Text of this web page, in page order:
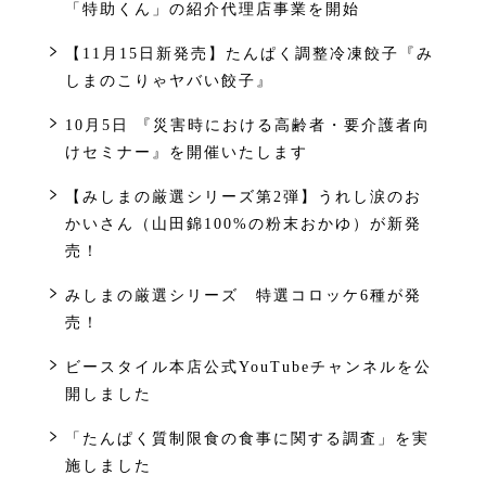
「特助くん」の紹介代理店事業を開始
【11月15日新発売】たんぱく調整冷凍餃子『み
しまのこりゃヤバい餃子』
10月5日 『災害時における高齢者・要介護者向
けセミナー』を開催いたします
【みしまの厳選シリーズ第2弾】うれし涙のお
かいさん（山田錦100%の粉末おかゆ）が新発
売！
みしまの厳選シリーズ 特選コロッケ6種が発
売！
ビースタイル本店公式YouTubeチャンネルを公
開しました
「たんぱく質制限食の食事に関する調査」を実
施しました